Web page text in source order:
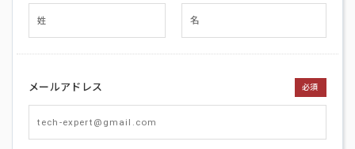
メールアドレス 必須